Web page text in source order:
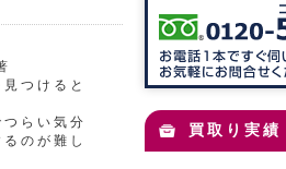
つけると
らい気分
のが難し
買取り実績